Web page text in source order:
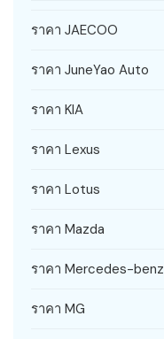
ราคา JAECOO
ราคา JuneYao Auto
ราคา KIA
ราคา Lexus
ราคา Lotus
ราคา Mazda
ราคา Mercedes-benz
ราคา MG